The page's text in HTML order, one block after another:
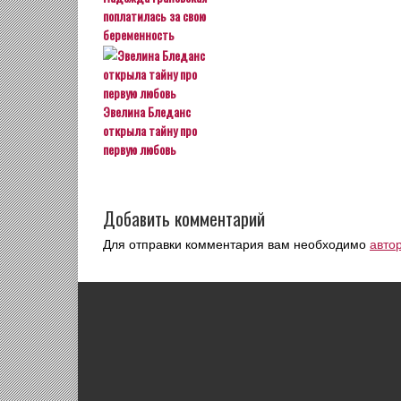
поплатилась за свою
беременность
Эвелина Бледанс
открыла тайну про
первую любовь
Добавить комментарий
Для отправки комментария вам необходимо